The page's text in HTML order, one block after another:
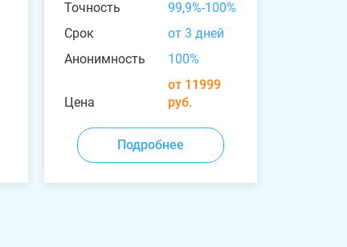
Точность
99,9%-100%
Срок
от 3 дней
Анонимность
100%
Цена
от 11999
руб.
Подробнее